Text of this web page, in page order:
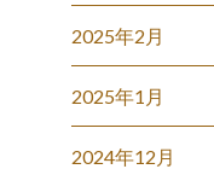
2025年2月
2025年1月
2024年12月